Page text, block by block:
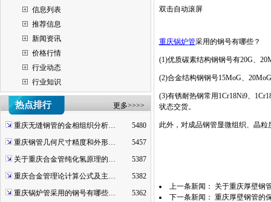
信息列表
推荐信息
新闻资讯
价格行情
行业动态
行业知识
热点排行 更多>>>>
重庆无缝钢管的金相组织分析…
5480
重庆钢管几何尺寸精度和外形…
5457
关于重庆合金管纯化氢原理的…
5387
重庆合金管理论计算公式及主…
5382
重庆锅炉管采用的钢号有哪些…
5362
双击自动滚屏
重庆锅炉管采用的钢号有哪些？
(1)优质碳素结构钢钢号有20G、
(2)合金结构钢钢号15MoG、
(3)有锈耐热钢常用1Cr18Ni9、
状态交货。
此外，对成品钢管显微组织、晶
上一条新闻：
关于重庆厚壁钢
下一条新闻： 重庆厚壁钢管的